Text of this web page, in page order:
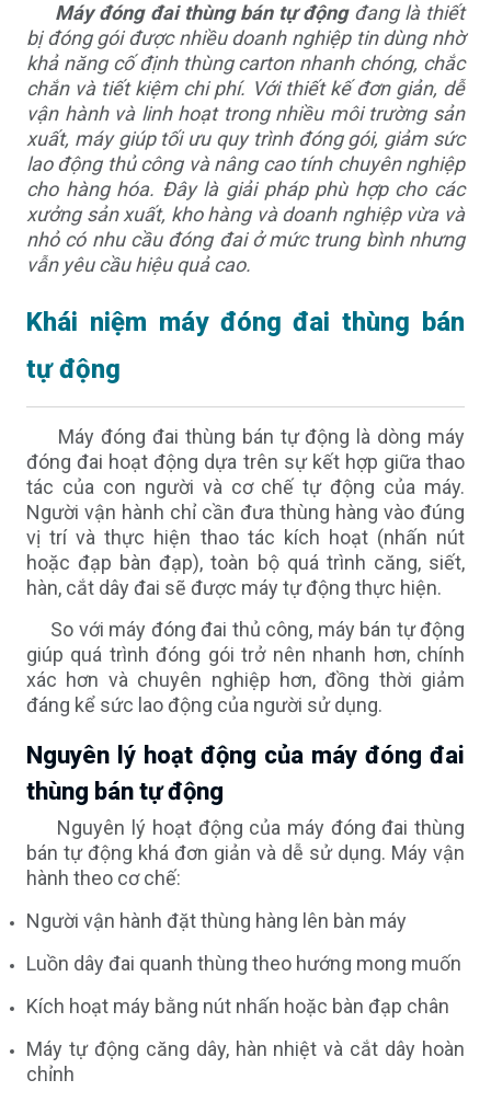
Máy đóng đai thùng bán tự độngđang là thiết
bị đóng gói được nhiều doanh nghiệp tin dùng nhờ
khả năng cố định thùng carton nhanh chóng, chắc
chắn và tiết kiệm chi phí. Với thiết kế đơn giản, dễ
vận hành và linh hoạt trong nhiều môi trường sản
xuất, máy giúp tối ưu quy trình đóng gói, giảm sức
lao động thủ công và nâng cao tính chuyên nghiệp
cho hàng hóa. Đây là giải pháp phù hợp cho các
xưởng sản xuất, kho hàng và doanh nghiệp vừa và
nhỏ có nhu cầu đóng đai ở mức trung bình nhưng
vẫn yêu cầu hiệu quả cao.
Khái niệm máy đóng đai thùng bán
tự động
Máy đóng đai thùng bán tự động là dòng máy
đóng đai hoạt động dựa trên sự kết hợp giữa thao
tác của con người và cơ chế tự động của máy.
Người vận hành chỉ cần đưa thùng hàng vào đúng
vị trí và thực hiện thao tác kích hoạt (nhấn nút
hoặc đạp bàn đạp), toàn bộ quá trình căng, siết,
hàn, cắt dây đai sẽ được máy tự động thực hiện.
So với máy đóng đai thủ công, máy bán tự động
giúp quá trình đóng gói trở nên nhanh hơn, chính
xác hơn và chuyên nghiệp hơn, đồng thời giảm
đáng kể sức lao động của người sử dụng.
Nguyên lý hoạt động của máy đóng đai
thùng bán tự động
Nguyên lý hoạt động của máy đóng đai thùng
bán tự động khá đơn giản và dễ sử dụng. Máy vận
hành theo cơ chế:
Người vận hành đặt thùng hàng lên bàn máy
Luồn dây đai quanh thùng theo hướng mong muốn
Kích hoạt máy bằng nút nhấn hoặc bàn đạp chân
Máy tự động căng dây, hàn nhiệt và cắt dây hoàn
chỉnh